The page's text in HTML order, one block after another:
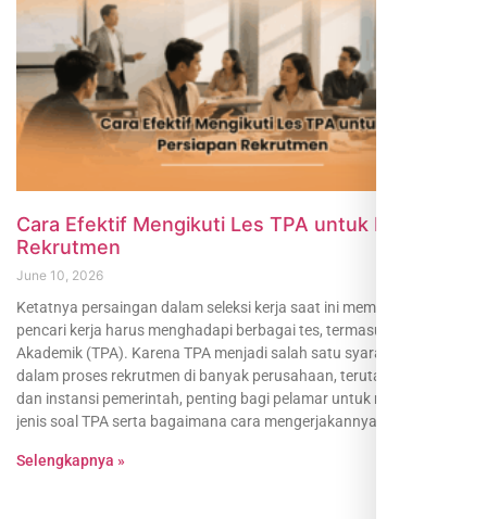
Cara Efektif Mengikuti Les TPA untuk Persiapan
Rekrutmen
June 10, 2026
Ketatnya persaingan dalam seleksi kerja saat ini membuat banyak
pencari kerja harus menghadapi berbagai tes, termasuk Tes Potensi
Akademik (TPA). Karena TPA menjadi salah satu syarat utama
dalam proses rekrutmen di banyak perusahaan, terutama BUMN
dan instansi pemerintah, penting bagi pelamar untuk memahami
jenis soal TPA serta bagaimana cara mengerjakannya
Selengkapnya »